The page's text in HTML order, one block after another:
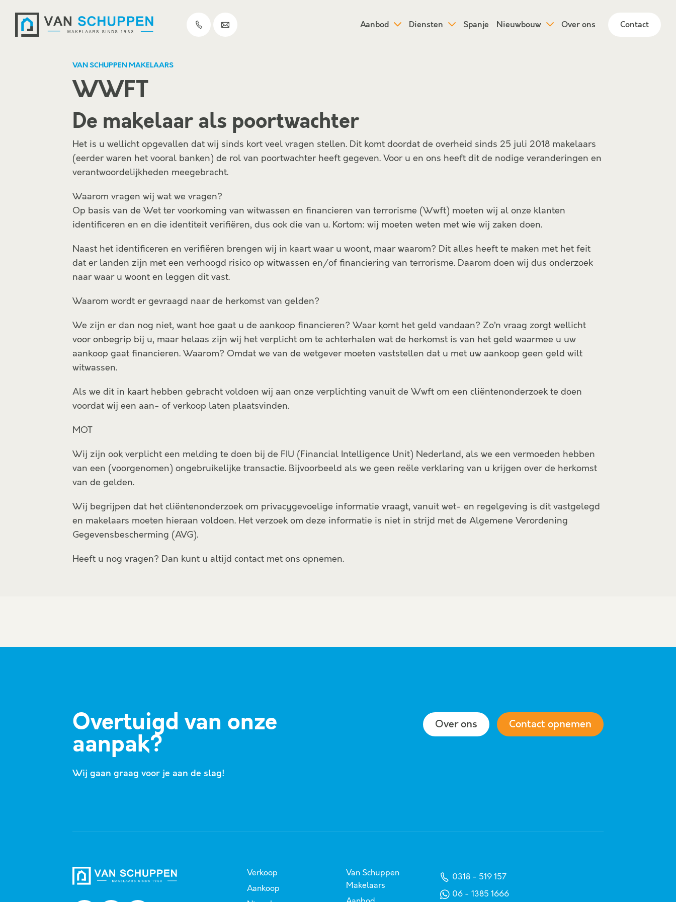
Aanbod Diensten Spanje Nieuwbouw Over ons Contact
VAN SCHUPPEN MAKELAARS
WWFT
De makelaar als poortwachter
Het is u wellicht opgevallen dat wij sinds kort veel vragen stellen. Dit komt doordat de overheid sinds 25 juli 2018 makelaars
(eerder waren het vooral banken) de rol van poortwachter heeft gegeven. Voor u en ons heeft dit de nodige veranderingen en
verantwoordelijkheden meegebracht.
Waarom vragen wij wat we vragen?
Op basis van de Wet ter voorkoming van witwassen en financieren van terrorisme (Wwft) moeten wij al onze klanten
identificeren en en die identiteit verifiëren, dus ook die van u. Kortom: wij moeten weten met wie wij zaken doen.
Naast het identificeren en verifiëren brengen wij in kaart waar u woont, maar waarom? Dit alles heeft te maken met het feit
dat er landen zijn met een verhoogd risico op witwassen en/of financiering van terrorisme. Daarom doen wij dus onderzoek
naar waar u woont en leggen dit vast.
Waarom wordt er gevraagd naar de herkomst van gelden?
We zijn er dan nog niet, want hoe gaat u de aankoop financieren? Waar komt het geld vandaan? Zo’n vraag zorgt wellicht
voor onbegrip bij u, maar helaas zijn wij het verplicht om te achterhalen wat de herkomst is van het geld waarmee u uw
aankoop gaat financieren. Waarom? Omdat we van de wetgever moeten vaststellen dat u met uw aankoop geen geld wilt
witwassen.
Als we dit in kaart hebben gebracht voldoen wij aan onze verplichting vanuit de Wwft om een cliëntenonderzoek te doen
voordat wij een aan- of verkoop laten plaatsvinden.
MOT
Wij zijn ook verplicht een melding te doen bij de FIU (Financial Intelligence Unit) Nederland, als we een vermoeden hebben
van een (voorgenomen) ongebruikelijke transactie. Bijvoorbeeld als we geen reële verklaring van u krijgen over de herkomst
van de gelden.
Wij begrijpen dat het cliëntenonderzoek om privacygevoelige informatie vraagt, vanuit wet- en regelgeving is dit vastgelegd
en makelaars moeten hieraan voldoen. Het verzoek om deze informatie is niet in strijd met de Algemene Verordening
Gegevensbescherming (AVG).
Heeft u nog vragen? Dan kunt u altijd contact met ons opnemen.
Overtuigd van onze
aanpak?
Wij gaan graag voor je aan de slag!
Contact opnemen
Over ons
Verkoop
Aankoop
Van Schuppen
Makelaars
0318 - 519 157
06 - 1385 1666